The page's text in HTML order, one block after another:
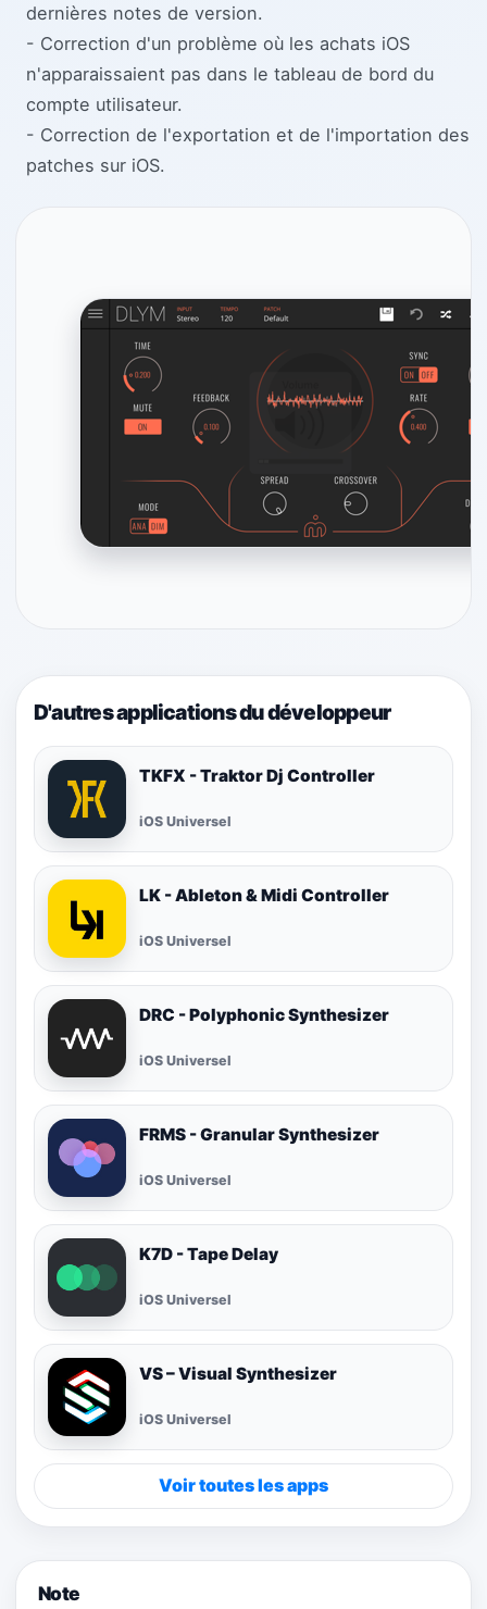
dernières notes de version.
- Correction d'un problème où les achats iOS
n'apparaissaient pas dans le tableau de bord du
compte utilisateur.
- Correction de l'exportation et de l'importation des
patches sur iOS.
D'autres applications du développeur
TKFX - Traktor Dj Controller
iOS Universel
LK - Ableton & Midi Controller
iOS Universel
DRC - Polyphonic Synthesizer
iOS Universel
FRMS - Granular Synthesizer
iOS Universel
K7D - Tape Delay
iOS Universel
VS – Visual Synthesizer
iOS Universel
Voir toutes les apps
Note